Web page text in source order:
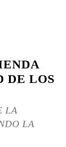
DE LOS
LA
LA